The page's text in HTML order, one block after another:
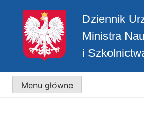
Dziennik
Ministra
i
Menu główne